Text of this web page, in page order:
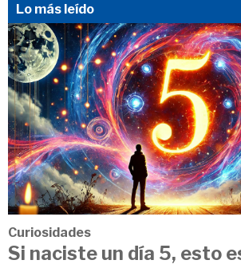
Lo más leído
Curiosidades
Si naciste un día 5, esto